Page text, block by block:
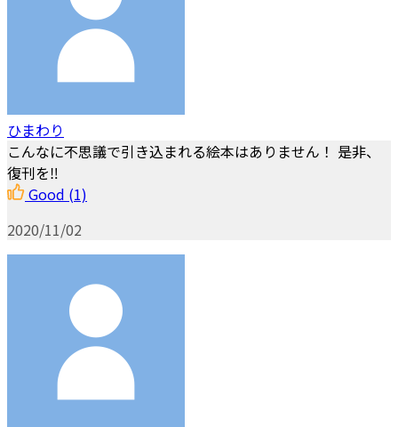
ひまわり
こんなに不思議で引き込まれる絵本はありません！ 是非、
復刊を‼︎
Good (1)
2020/11/02